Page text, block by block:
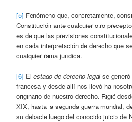
[5] Fenómeno que, concretamente,
Constitución ante cualquier otro
es de que las previsiones
en cada interpretación de derecho que
cualquier rama jurídica.
[6] Elestado de derecho legalse generó
francesa y desde allí nos llevó ha
originario de nuestro derecho. Rigió
XIX, hasta la segunda guerra mundial,
su debacle luego del conocido juicio de